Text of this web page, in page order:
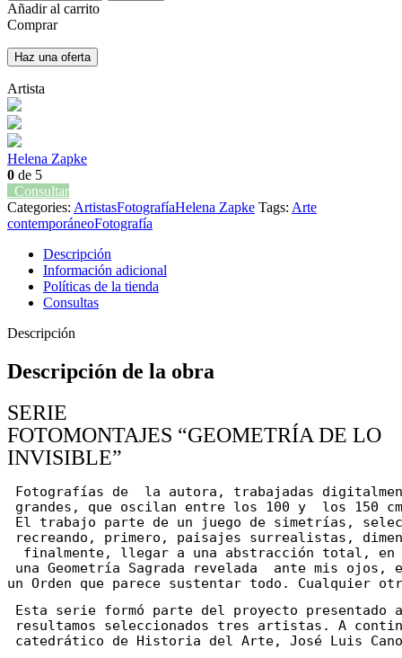
Añadir al carrito
Comprar
Haz una oferta
Artista
Helena Zapke
0 de 5
Consultar
Categories: ArtistasFotografíaHelena Zapke Tags: Arte
contemporáneoFotografía
Descripción
Información adicional
Políticas de la tienda
Consultas
Descripción
Descripción de la obra
SERIE
FOTOMONTAJES “GEOMETRÍA DE LO
INVISIBLE”
Fotografías de
la autora, trabajadas
grandes, que oscilan entre los 100 y
los 150
El trabajo parte de un juego de simetrías,
recreando, primero, paisajes surrealistas,
finalmente, llegar a una abstracción total, en
una Geometría Sagrada revelada  ante mis
un Orden que parece sustentar todo. Cualquier
Esta serie formó parte del proyecto
resultamos seleccionados tres artistas. A
catedrático de Historia del Arte, José Luis